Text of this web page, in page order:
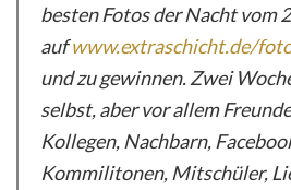
besten Fotos der Nacht vom
aufwww.extraschicht.de/
und zu gewinnen. Zwei
selbst, aber vor allem
Kollegen, Nachbarn,
Kommilitonen, Mitschüler,